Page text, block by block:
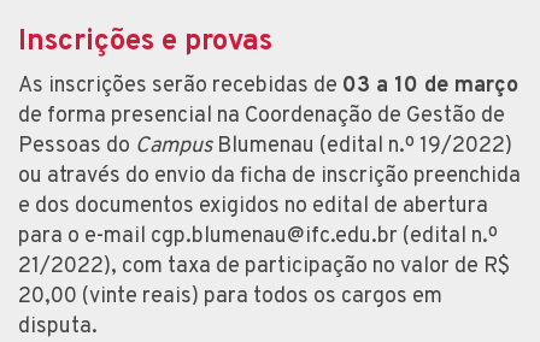
Inscrições e provas
As inscrições serão recebidas de 03 a 10 de março
de forma presencial na Coordenação de Gestão de
Pessoas do CampusBlumenau (edital n.º 19/2022)
ou através do envio da ficha de inscrição preenchida
e dos documentos exigidos no edital de abertura
para o e-mail cgp.blumenau@ifc.edu.br (edital n.º
21/2022), com taxa de participação no valor de R$
20,00 (vinte reais) para todos os cargos em
disputa.